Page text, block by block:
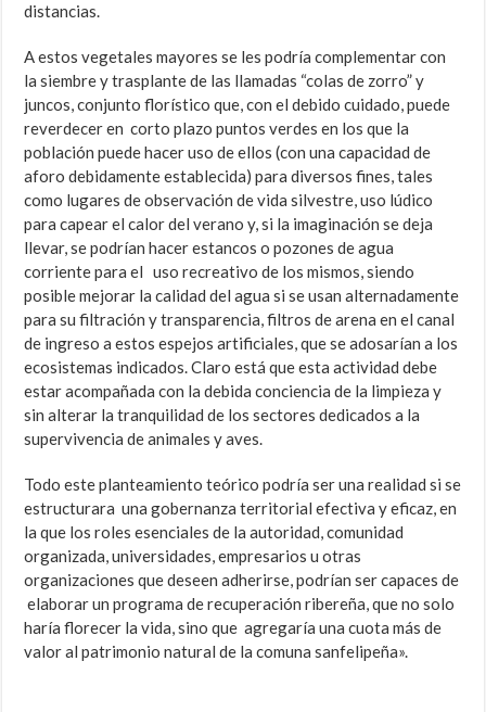
distancias.
A estos vegetales mayores se les podría complementar con
la siembre y trasplante de las llamadas “colas de zorro” y
juncos, conjunto florístico que, con el debido cuidado, puede
reverdecer en corto plazo puntos verdes en los que la
población puede hacer uso de ellos (con una capacidad de
aforo debidamente establecida) para diversos fines, tales
como lugares de observación de vida silvestre, uso lúdico
para capear el calor del verano y, si la imaginación se deja
llevar, se podrían hacer estancos o pozones de agua
corriente para el uso recreativo de los mismos, siendo
posible mejorar la calidad del agua si se usan alternadamente
para su filtración y transparencia, filtros de arena en el canal
de ingreso a estos espejos artificiales, que se adosarían a los
ecosistemas indicados. Claro está que esta actividad debe
estar acompañada con la debida conciencia de la limpieza y
sin alterar la tranquilidad de los sectores dedicados a la
supervivencia de animales y aves.
Todo este planteamiento teórico podría ser una realidad si se
estructurara una gobernanza territorial efectiva y eficaz, en
la que los roles esenciales de la autoridad, comunidad
organizada, universidades, empresarios u otras
organizaciones que deseen adherirse, podrían ser capaces de
elaborar un programa de recuperación ribereña, que no solo
haría florecer la vida, sino que agregaría una cuota más de
valor al patrimonio natural de la comuna sanfelipeña».